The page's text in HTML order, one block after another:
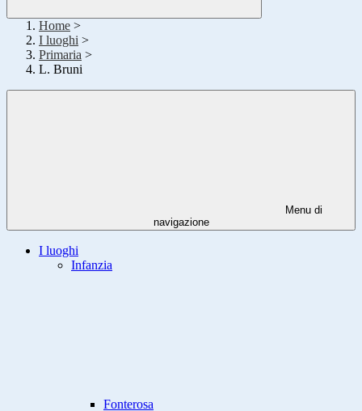
Home >
I luoghi >
Primaria >
L. Bruni
Menu di
navigazione
I luoghi
Infanzia
Fonterosa